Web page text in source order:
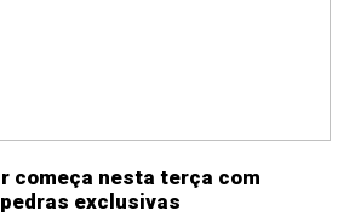
começa nesta terça com
exclusivas